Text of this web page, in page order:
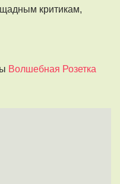
критикам,
Волшебная Розетка